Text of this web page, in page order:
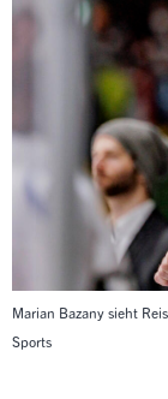
Marian Bazany sieht
Sports